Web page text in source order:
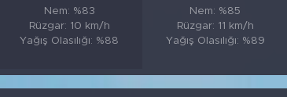
Nem: %83
Rüzgar: 10 km/h
Yağış Olasılığı: %88
Nem: %85
Rüzgar: 11 km/h
Yağış Olasılığı: %89